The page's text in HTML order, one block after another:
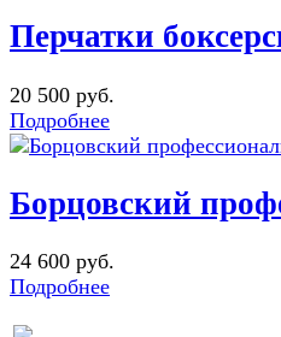
Перчатки
20 500 руб.
Подробнее
Борцовский
24 600 руб.
Подробнее